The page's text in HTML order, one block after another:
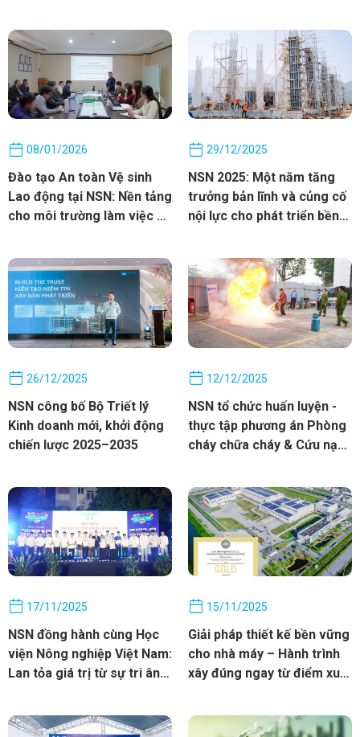
dựng (Nhóm Tổng thầu EPC
& Cơ điện). Đây không chỉ là
cột mốc lớn, mà còn khẳng
định hành trình 23 năm kiên
định phát triển bền vững
dựa trên con người, kỹ thuật
và tư duy dài hạn.
08/01/2026
Đào tạo An toàn Vệ sinh
Lao động tại NSN: Nền tảng
cho môi trường làm việc an
vững
29/12/2025
NSN 2025: Một năm tăng
trưởng bản lĩnh và củng cố
nội lực cho phát triển bền
26/12/2025
NSN công bố Bộ Triết lý
Kinh doanh mới, khởi động
chiến lược 2025–2035
12/12/2025
NSN tổ chức huấn luyện -
thực tập phương án Phòng
cháy chữa cháy & Cứu nạn
17/11/2025
NSN đồng hành cùng Học
viện Nông nghiệp Việt Nam:
Lan tỏa giá trị từ sự tri ân
15/11/2025
Giải pháp thiết kế bền vững
cho nhà máy – Hành trình
xây đúng ngay từ điểm xuất